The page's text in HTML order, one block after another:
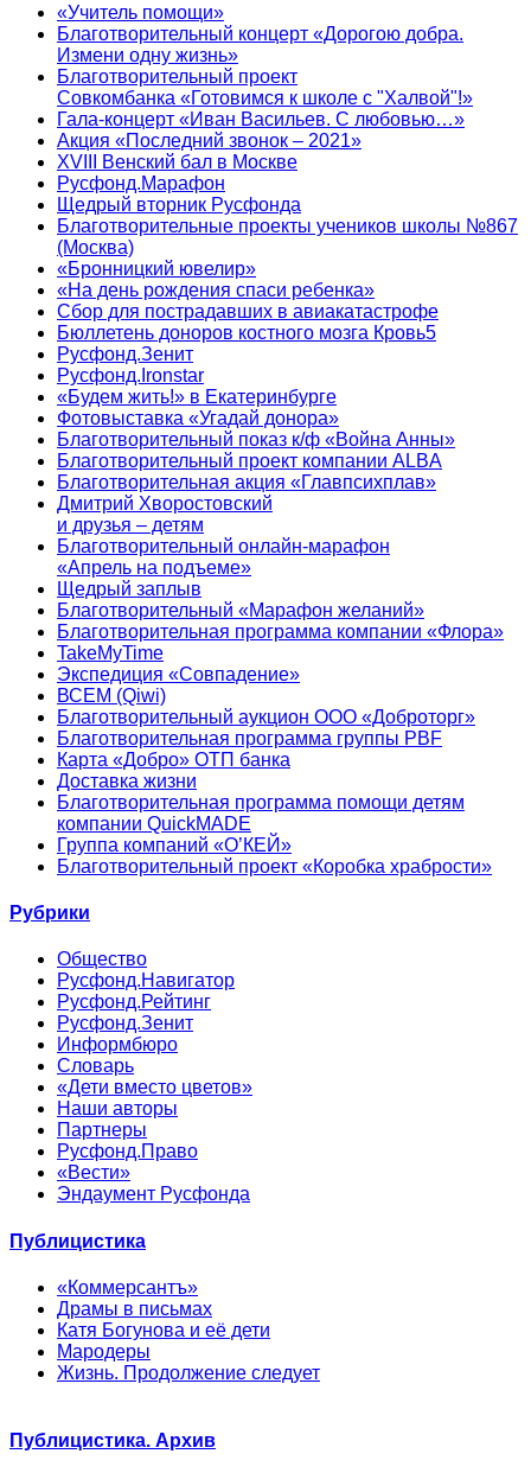
«Учитель помощи»
Благотворительный концерт «Дорогою добра.
Измени одну жизнь»
Благотворительный проект
Совкомбанка «Готовимся к школе с "Халвой"!»
Гала-концерт «Иван Васильев. С любовью…»
Акция «Последний звонок – 2021»
XVIII Венский бал в Москве
Русфонд.Марафон
Щедрый вторник Русфонда
Благотворительные проекты учеников школы №867
(Москва)
«Бронницкий ювелир»
«На день рождения спаси ребенка»
Сбор для пострадавших в авиакатастрофе
Бюллетень доноров костного мозга Кровь5
Русфонд.Зенит
Русфонд.Ironstar
«Будем жить!» в Екатеринбурге
Фотовыставка «Угадай донора»
Благотворительный показ к/ф «Война Анны»
Благотворительный проект компании ALBA
Благотворительная акция «Главпсихплав»
Дмитрий Хворостовский
и друзья – детям
Благотворительный онлайн‑марафон
«Апрель на подъеме»
Щедрый заплыв
Благотворительный «Марафон желаний»
Благотворительная программа компании «Флора»
TakeMyTime
Экспедиция «Совпадение»
ВСЕМ (Qiwi)
Благотворительный аукцион ООО «Доброторг»
Благотворительная программа группы PBF
Карта «Добро» ОТП банка
Доставка жизни
Благотворительная программа помощи детям
компании QuickMADE
Группа компаний «О’КЕЙ»
Благотворительный проект «Коробка храбрости»
Рубрики
Общество
Русфонд.Навигатор
Русфонд.Рейтинг
Русфонд.Зенит
Информбюро
Словарь
«Дети вместо цветов»
Наши авторы
Партнеры
Русфонд.Право
«Вести»
Эндаумент Русфонда
Публицистика
«Коммерсантъ»
Драмы в письмах
Катя Богунова и её дети
Мародеры
Жизнь. Продолжение следует
Публицистика. Архив